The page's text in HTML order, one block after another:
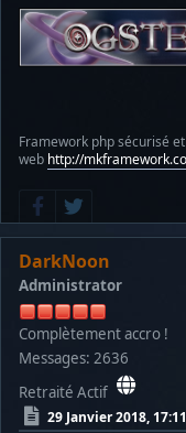
Framework php sécurisé
web http://
DarkNoon
Administrator
Complètement accro !
Messages: 2636
Retraité Actif
29 Janvier 2018,